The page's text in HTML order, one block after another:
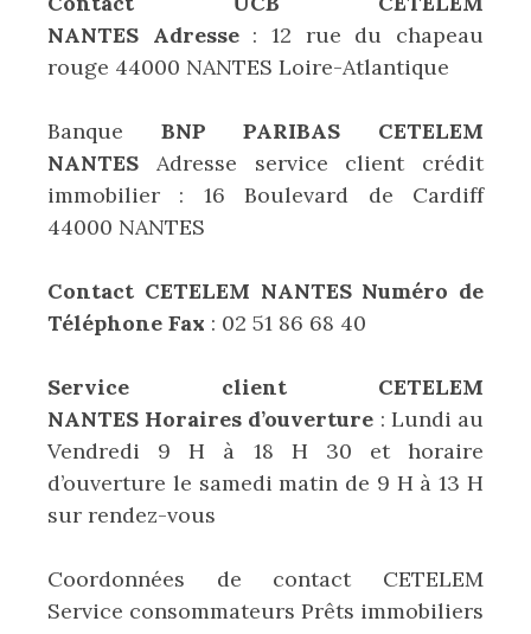
NANTES Adresse: 12 rue du chapeau
rouge 44000 NANTES Loire-Atlantique
Banque BNP PARIBAS CETELEM
NANTES Adresse service client crédit
immobilier : 16 Boulevard de Cardiff
44000 NANTES
Contact CETELEM NANTES Numéro de
Téléphone Fax : 02 51 86 68 40
Service client CETELEM
NANTES Horaires d’ouverture : Lundi au
Vendredi 9 H à 18 H 30 et horaire
d’ouverture le samedi matin de 9 H à 13 H
sur rendez-vous
Coordonnées de contact CETELEM
Service consommateurs Prêts immobiliers